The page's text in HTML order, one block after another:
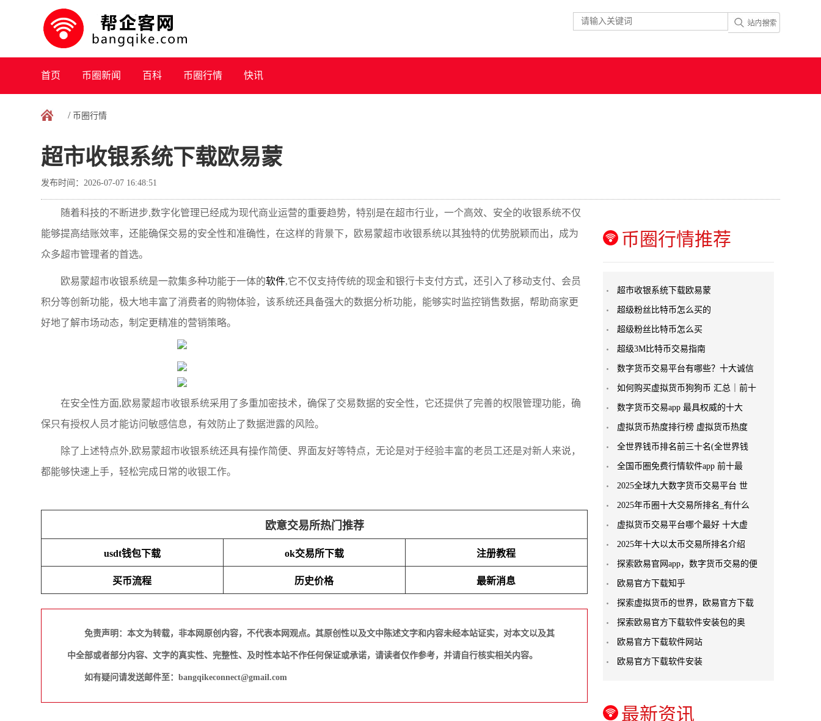
首页 币圈新闻 百科 币圈行情 快讯
/ 币圈行情
超市收银系统下载欧易蒙
发布时间：2026-07-07 16:48:51
随着科技的不断进步,数字化管理已经成为现代商业运营的重要趋势，特别是在超市行业，一个高效、安全的收银系统不仅
能够提高结账效率，还能确保交易的安全性和准确性，在这样的背景下，欧易蒙超市收银系统以其独特的优势脱颖而出，成为
众多超市管理者的首选。
欧易蒙超市收银系统是一款集多种功能于一体的软件,它不仅支持传统的现金和银行卡支付方式，还引入了移动支付、会员
积分等创新功能，极大地丰富了消费者的购物体验，该系统还具备强大的数据分析功能，能够实时监控销售数据，帮助商家更
好地了解市场动态，制定更精准的营销策略。
在安全性方面,欧易蒙超市收银系统采用了多重加密技术，确保了交易数据的安全性，它还提供了完善的权限管理功能，确
保只有授权人员才能访问敏感信息，有效防止了数据泄露的风险。
除了上述特点外,欧易蒙超市收银系统还具有操作简便、界面友好等特点，无论是对于经验丰富的老员工还是对新人来说，
都能够快速上手，轻松完成日常的收银工作。
欧意交易所热门推荐
usdt钱包下载 ok交易所下载 注册教程
买币流程 历史价格 最新消息
免责声明：本文为转载，非本网原创内容，不代表本网观点。其原创性以及文中陈述文字和内容未经本站证实，对本文以及其
中全部或者部分内容、文字的真实性、完整性、及时性本站不作任何保证或承诺，请读者仅作参考，并请自行核实相关内容。
如有疑问请发送邮件至：bangqikeconnect@gmail.com
币圈行情推荐
超市收银系统下载欧易蒙
超级粉丝比特币怎么买的
超级粉丝比特币怎么买
超级3M比特币交易指南
数字货币交易平台有哪些？十大诚信
如何购买虚拟货币狗狗币 汇总｜前十
数字货币交易app 最具权威的十大
虚拟货币热度排行榜 虚拟货币热度
全世界钱币排名前三十名(全世界钱
全国币圈免费行情软件app 前十最
2025全球九大数字货币交易平台 世
2025年币圈十大交易所排名_有什么
虚拟货币交易平台哪个最好 十大虚
2025年十大以太币交易所排名介绍
探索欧易官网app，数字货币交易的便
欧易官方下载知乎
探索虚拟货币的世界，欧易官方下载
探索欧易官方下载软件安装包的奥
欧易官方下载软件网站
欧易官方下载软件安装
最新资讯